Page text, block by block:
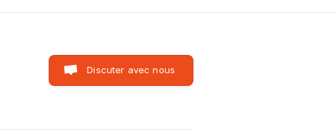
Discuter avec nous